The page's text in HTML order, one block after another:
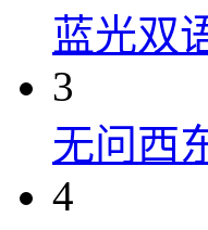
蓝光双
3
无问西
4